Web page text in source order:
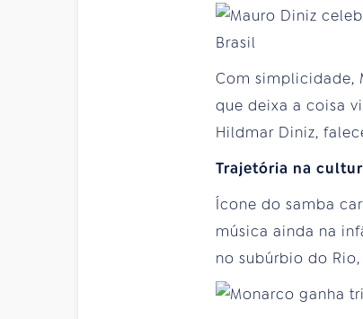
Com simplicidade,
que deixa a coisa
Hildmar Diniz,
Trajetória na
Ícone do samba
música ainda na
no subúrbio do